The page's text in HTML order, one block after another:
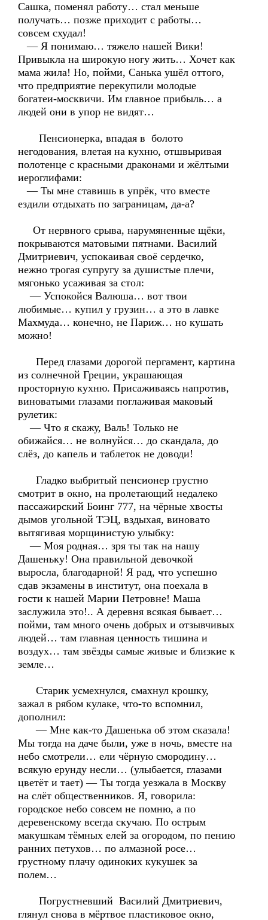
Сашка, поменял работу… стал меньше
получать… позже приходит с работы…
совсем схудал!
— Я понимаю… тяжело нашей Вики!
Привыкла на широкую ногу жить… Хочет как
мама жила! Но, пойми, Санька ушёл оттого,
что предприятие перекупили молодые
богатеи-москвичи. Им главное прибыль… а
людей они в упор не видят…
Пенсионерка, впадая в болото
негодования, влетая на кухню, отшвыривая
полотенце с красными драконами и жёлтыми
иероглифами:
— Ты мне ставишь в упрёк, что вместе
ездили отдыхать по заграницам, да-а?
От нервного срыва, нарумяненные щёки,
покрываются матовыми пятнами. Василий
Дмитриевич, успокаивая своё сердечко,
нежно трогая супругу за душистые плечи,
мягонько усаживая за стол:
— Успокойся Валюша… вот твои
любимые… купил у грузин… а это в лавке
Махмуда… конечно, не Париж… но кушать
можно!
Перед глазами дорогой пергамент, картина
из солнечной Греции, украшающая
просторную кухню. Присаживаясь напротив,
виноватыми глазами поглаживая маковый
рулетик:
— Что я скажу, Валь! Только не
обижайся… не волнуйся… до скандала, до
слёз, до капель и таблеток не доводи!
Гладко выбритый пенсионер грустно
смотрит в окно, на пролетающий недалеко
пассажирский Боинг 777, на чёрные хвосты
дымов угольной ТЭЦ, вздыхая, виновато
вытягивая морщинистую улыбку:
— Моя родная… зря ты так на нашу
Дашеньку! Она правильной девочкой
выросла, благодарной! Я рад, что успешно
сдав экзамены в институт, она поехала в
гости к нашей Марии Петровне! Маша
заслужила это!.. А деревня всякая бывает…
пойми, там много очень добрых и отзывчивых
людей… там главная ценность тишина и
воздух… там звёзды самые живые и близкие к
земле…
Старик усмехнулся, смахнул крошку,
зажал в рябом кулаке, что-то вспомнил,
дополнил:
— Мне как-то Дашенька об этом сказала!
Мы тогда на даче были, уже в ночь, вместе на
небо смотрели… ели чёрную смородину…
всякую ерунду несли… (улыбается, глазами
цветёт и тает) — Ты тогда уезжала в Москву
на слёт общественников. Я, говорила:
городское небо совсем не помню, а по
деревенскому всегда скучаю. По острым
макушкам тёмных елей за огородом, по пению
ранних петухов… по алмазной росе…
грустному плачу одиноких кукушек за
полем…
Погрустневший Василий Дмитриевич,
глянул снова в мёртвое пластиковое окно,